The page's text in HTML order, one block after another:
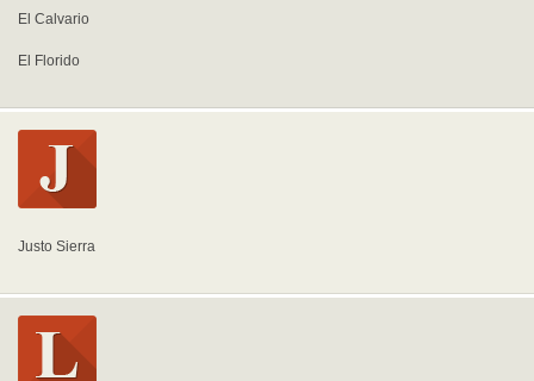
El Calvario
El Florido
Justo Sierra